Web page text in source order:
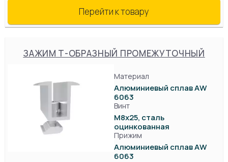
Перейти к товару
ЗАЖИМ Т-ОБРАЗНЫЙ ПРОМЕЖУТОЧНЫЙ
Материал
Алюминиевый сплав AW
6063
Винт
М8х25, сталь
оцинкованная
Прижим
Алюминиевый сплав AW
6063